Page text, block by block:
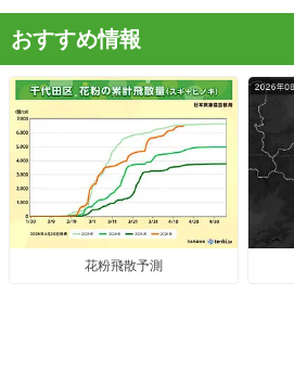
おすすめ情報
花粉飛散予測